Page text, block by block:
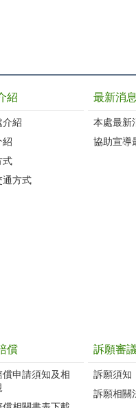
紹
介紹
紹
式
通方式
最新消息
本處最新
協助宣導
償
償申請須知及相
訴願審議
訴願須知
訴願相關